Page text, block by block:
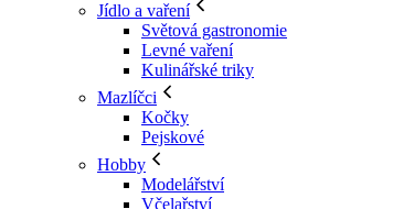
Jídlo a vaření
Světová gastronomie
Levné vaření
Kulinářské triky
Mazlíčci
Kočky
Pejskové
Hobby
Modelářství
Včelařství